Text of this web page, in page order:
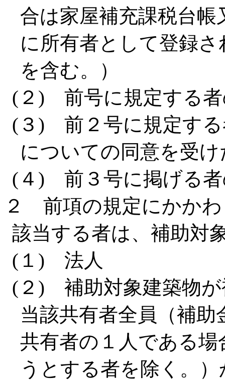
合は家屋補充課税台
に所有者として登録
を含む。）
(２) 前号に規定する者
(３) 前２号に規定する
についての同意を受け
(４) 前３号に掲げる
２ 前項の規定にかか
該当する者は、補助対
(１) 法人
(２) 補助対象建築物が
当該共有者全員（補
共有者の１人である
うとする者を除く。